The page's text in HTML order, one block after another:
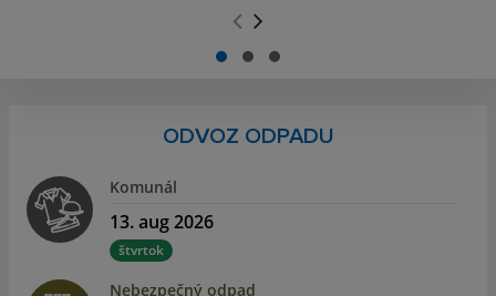
ODVOZ ODPADU
Komunál
13. aug 2026
štvrtok
Nebezpečný odpad